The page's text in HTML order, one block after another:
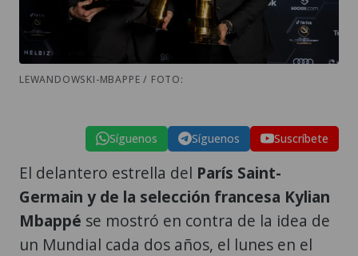
LEWANDOWSKI-MBAPPE / FOTO:
Síguenos Síguenos Suscríbete
El delantero estrella del París Saint-
Germain y de la selección francesa Kylian
Mbappé se mostró en contra de la idea de
un Mundial cada dos años, el lunes en el